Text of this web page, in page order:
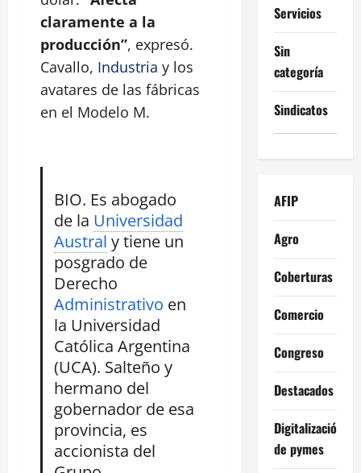
claramente a la
producción”, expresó.
Cavallo, Industria y los
avatares de las fábricas
en el Modelo M.
BIO. Es abogado
de la Universidad
Austral y tiene un
posgrado de
Derecho
Administrativo en
la Universidad
Católica Argentina
(UCA). Salteño y
hermano del
gobernador de esa
provincia, es
accionista del
Servicios
Sin
categoría
Sindicatos
AFIP
Agro
Coberturas
Comercio
Congreso
Destacados
Digitalización
de pymes